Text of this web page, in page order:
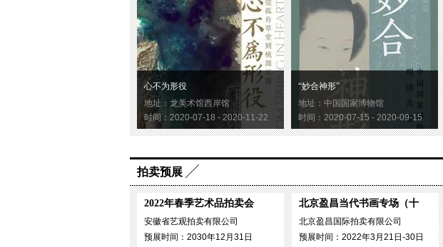
心不为形役
地址：龙美术馆西岸馆
时间：2020-07-18 - 2020-11-22
“妙合神形”
地址：中国国家博物馆
时间：2020-07-15 - 2020-09-15
拍卖预展
2022年春季艺术品拍卖会
安徽省艺观拍卖有限公司
预展时间：2030年12月31日
北京盈昌当代书画专场（十
北京盈昌国际拍卖有限公司
预展时间：2022年3月21日-30日